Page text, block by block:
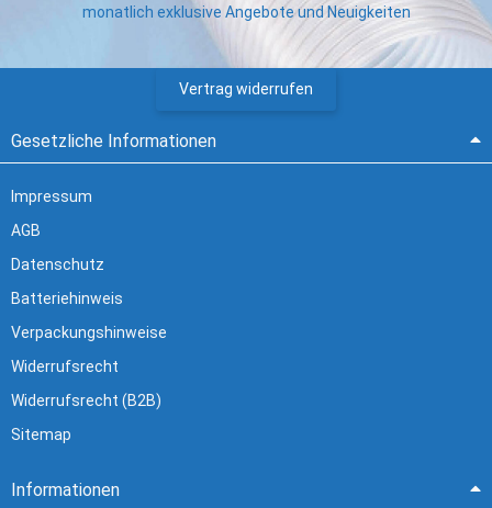
monatlich exklusive Angebote und Neuigkeiten
Vertrag widerrufen
Gesetzliche Informationen
Impressum
AGB
Datenschutz
Batteriehinweis
Verpackungshinweise
Widerrufsrecht
Widerrufsrecht (B2B)
Sitemap
Informationen